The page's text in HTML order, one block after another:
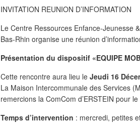
INVITATION REUNION D’INFORMATION
Le Centre Ressources Enfance-Jeunesse
Bas-Rhin organise une réunion
Présentation du dispositif «EQUIPE
Cette rencontre aura lieu le Jeudi 16
La Maison Intercommunale des Services
remercions la ComCom d’ERSTEIN pour
Temps d’intervention : mercredi, petites